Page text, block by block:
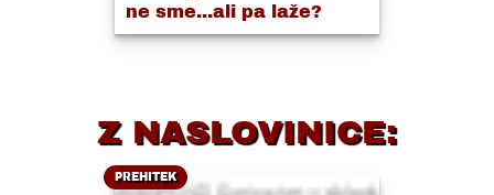
ne sme...ali pa laže?
Z NASLOVINICE:
PREHITEK